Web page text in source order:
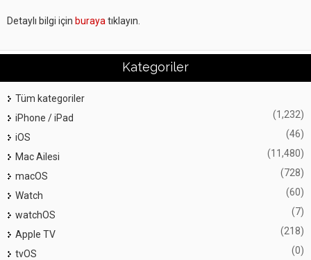
Detaylı bilgi için buraya tıklayın.
Kategoriler
Tüm kategoriler
iPhone / iPad
(1,232)
iOS (46)
Mac Ailesi (11,480)
macOS (728)
Watch (60)
watchOS (7)
Apple TV (218)
tvOS (0)